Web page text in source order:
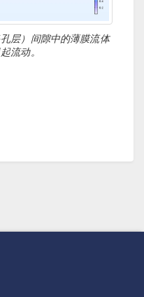
层）间隙中的薄膜流体
流动。